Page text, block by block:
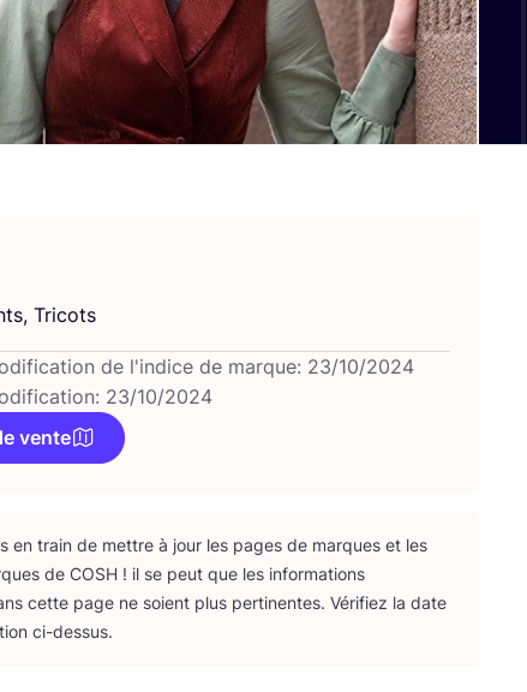
Tricots
de l'indice de marque: 23/10/2024
23/10/2024
vente
en train de mettre à jour les pages de marques et les
de COSH ! il se peut que les infor­ma­tions
cette page ne soient plus per­ti­nentes. Véri­fiez la date
ci-dessus.